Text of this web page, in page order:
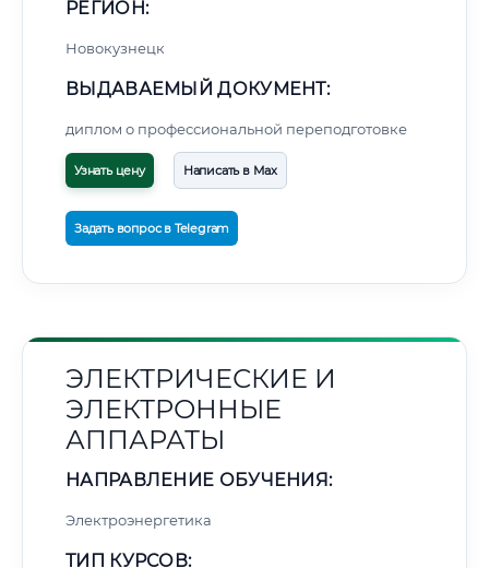
РЕГИОН:
Новокузнецк
ВЫДАВАЕМЫЙ ДОКУМЕНТ:
диплом о профессиональной переподготовке
Узнать цену Написать в Max
Задать вопрос в Telegram
ЭЛЕКТРИЧЕСКИЕ И
ЭЛЕКТРОННЫЕ
АППАРАТЫ
НАПРАВЛЕНИЕ ОБУЧЕНИЯ:
Электроэнергетика
ТИП КУРСОВ: